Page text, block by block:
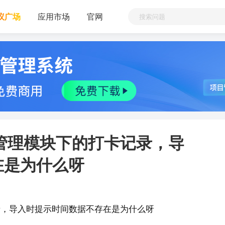
广场 应用市场 官网
理模块下的打卡记录，导
为什么呀
导入时提示时间数据不存在是为什么呀